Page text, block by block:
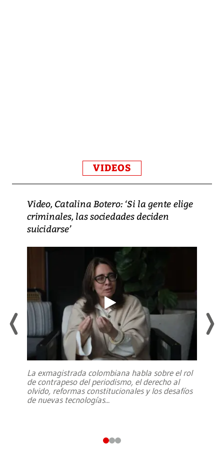
VIDEOS
Video, Catalina Botero: ‘Si la gente elige
criminales, las sociedades deciden
suicidarse’
La exmagistrada colombiana habla sobre el rol
de contrapeso del periodismo, el derecho al
olvido, reformas constitucionales y los desafíos
de nuevas tecnologías...